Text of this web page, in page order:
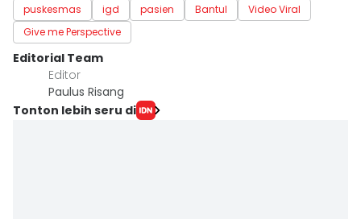
puskesmas igd pasien Bantul
Video Viral
Give me Perspective
Editorial Team
Editor
Paulus Risang
Tonton lebih seru di